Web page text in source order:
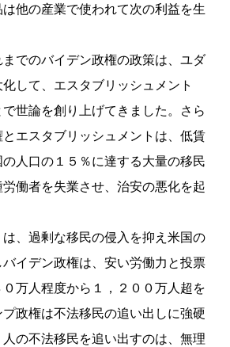
他の産業で使われて次の利益を生
でのバイデン政権の政策は、ユダ
して、エスタブリッシュメント
世論を創り上げてきました。さら
エスタブリッシュメントは、低賃
人口の１５％に達する大量の移民
働者を失業させ、治安の悪化を起
、過剰な移民の侵入を抑え米国の
イデン政権は、安い労働力と投票
万人程度から１，２００万人超を
政権は不法移民の追い出しに強硬
の不法移民を追い出すのは、無理